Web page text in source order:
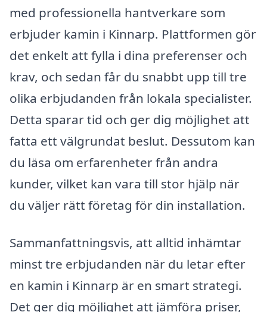
med professionella hantverkare som
erbjuder kamin i Kinnarp. Plattformen gör
det enkelt att fylla i dina preferenser och
krav, och sedan får du snabbt upp till tre
olika erbjudanden från lokala specialister.
Detta sparar tid och ger dig möjlighet att
fatta ett välgrundat beslut. Dessutom kan
du läsa om erfarenheter från andra
kunder, vilket kan vara till stor hjälp när
du väljer rätt företag för din installation.
Sammanfattningsvis, att alltid inhämtar
minst tre erbjudanden när du letar efter
en kamin i Kinnarp är en smart strategi.
Det ger dig möjlighet att jämföra priser,